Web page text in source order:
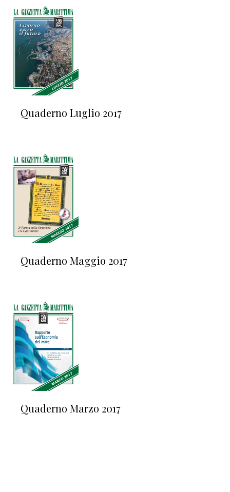
Quaderno Luglio 2017
Quaderno Maggio 2017
Quaderno Marzo 2017